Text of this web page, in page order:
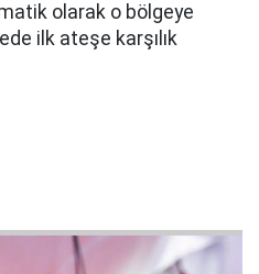
olarak o bölgeye
ilk ateşe karşılık